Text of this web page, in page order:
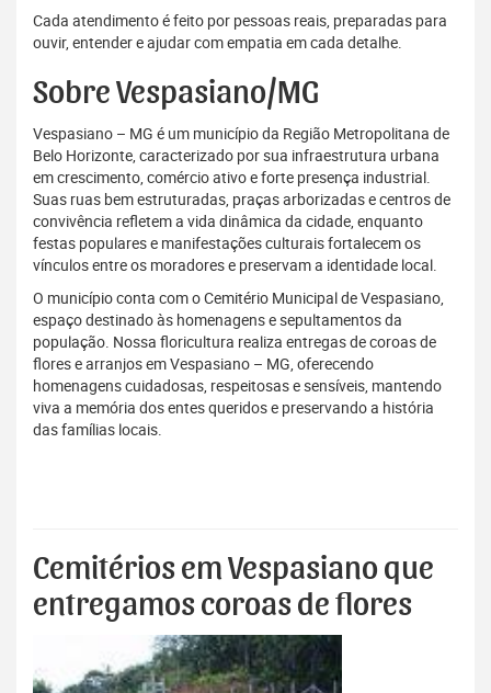
Cada atendimento é feito por pessoas reais, preparadas para
ouvir, entender e ajudar com empatia em cada detalhe.
Sobre Vespasiano/MG
Vespasiano – MG é um município da Região Metropolitana de
Belo Horizonte, caracterizado por sua infraestrutura urbana
em crescimento, comércio ativo e forte presença industrial.
Suas ruas bem estruturadas, praças arborizadas e centros de
convivência refletem a vida dinâmica da cidade, enquanto
festas populares e manifestações culturais fortalecem os
vínculos entre os moradores e preservam a identidade local.
O município conta com o Cemitério Municipal de Vespasiano,
espaço destinado às homenagens e sepultamentos da
população. Nossa floricultura realiza entregas de coroas de
flores e arranjos em Vespasiano – MG, oferecendo
homenagens cuidadosas, respeitosas e sensíveis, mantendo
viva a memória dos entes queridos e preservando a história
das famílias locais.
Cemitérios em Vespasiano que
entregamos coroas de flores